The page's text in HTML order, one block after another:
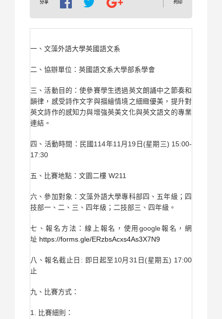
分享 列印
一、文藻外語大學英國語文系
二、協辦單位：英國語文系大學部系學會
三、活動目的：使參賽學生透過英文朗誦中之節奏和
韻律，感受詩作文字與描繪情境之細緻優美，提升對
英文詩作的感知力與增強英美文化與英文語文的專業
連結。
四、活動時間：民國114年11月19日(星期三) 15:00-
17:30
五、比賽地點：文園二樓 W211
六、參加對象：文藻外語大學專科部四、五年級；四
技部一、二、三、四年級；二技部三、四年級。
七、報名方法：線上報名，使用google報名，網
址 https://forms.gle/ERzbsAcxs4As3X7N9
八、報名截止日: 即日起至10月31日(星期五) 17:00
止
九、比賽方式：
1. 比賽細則：